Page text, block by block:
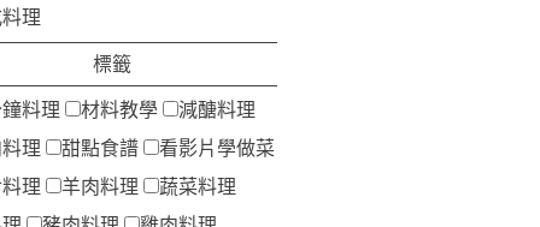
理
標籤
料理 材料教學
減醣料理
理
甜點食譜
看影片學做菜
理
羊肉料理
蔬菜料理